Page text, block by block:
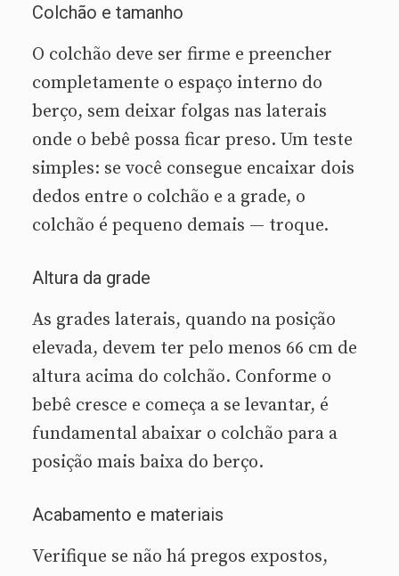
Colchão e tamanho
O colchão deve ser firme e preencher
completamente o espaço interno do
berço, sem deixar folgas nas laterais
onde o bebê possa ficar preso. Um teste
simples: se você consegue encaixar dois
dedos entre o colchão e a grade, o
colchão é pequeno demais — troque.
Altura da grade
As grades laterais, quando na posição
elevada, devem ter pelo menos 66 cm de
altura acima do colchão. Conforme o
bebê cresce e começa a se levantar, é
fundamental abaixar o colchão para a
posição mais baixa do berço.
Acabamento e materiais
Verifique se não há pregos expostos,